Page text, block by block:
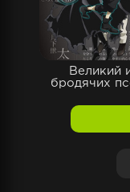
Великий
бродячих